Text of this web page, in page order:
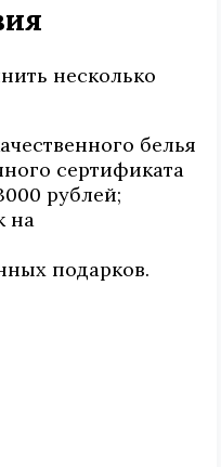
несколько
белья
сертификата
рублей;
на
подарков.